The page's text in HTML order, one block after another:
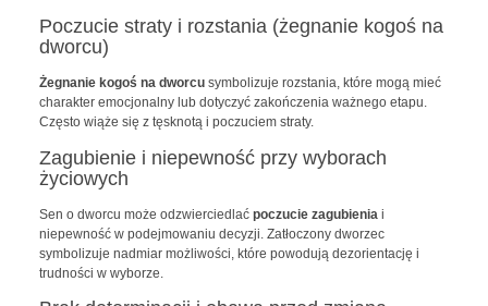
Poczucie straty i rozstania (żegnanie kogoś na
dworcu)
Żegnanie kogoś na dworcusymbolizuje rozstania, które mogą mieć
charakter emocjonalny lub dotyczyć zakończenia ważnego etapu.
Często wiąże się z tęsknotą i poczuciem straty.
Zagubienie i niepewność przy wyborach
życiowych
Sen o dworcu może odzwierciedlać poczucie zagubieniai
niepewność w podejmowaniu decyzji. Zatłoczony dworzec
symbolizuje nadmiar możliwości, które powodują dezorientację i
trudności w wyborze.